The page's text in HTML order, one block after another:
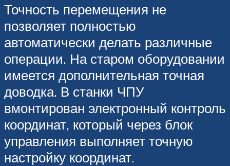
Точность перемещения не
позволяет полностью
автоматически делать различные
операции. На старом оборудовании
имеется дополнительная точная
доводка. В станки ЧПУ
вмонтирован электронный контроль
координат, который через блок
управления выполняет точную
настройку координат.